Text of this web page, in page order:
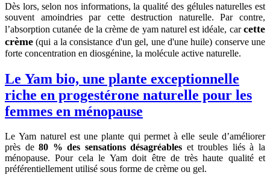
Dès lors, selon nos informations, la qualité des gélules naturelles est
souvent amoindries par cette destruction naturelle. Par contre,
l’absorption cutanée de la crème de yam naturel est idéale, carcette
crème (qui a la consistance d'un gel, une d'une huile) conserve une
forte concentration en diosgénine, la molécule active naturelle.
Le Yam bio, une plante exceptionnelle
riche en progestérone naturelle pour les
femmes en ménopause
Le Yam naturel est une plante qui permet à elle seule d’améliorer
près de 80 % des sensations désagréables et troubles liés à la
ménopause. Pour cela le Yam doit être de très haute qualité et
préférentiellement utilisé sous forme de crème ou gel.